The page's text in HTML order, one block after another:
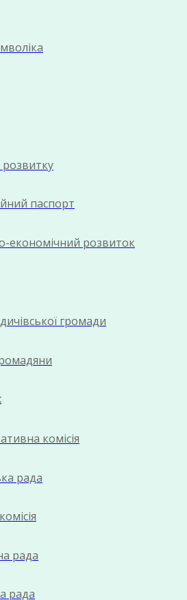
розвитку
паспорт
економічний розвиток
громади
комісія
рада
рада
рада